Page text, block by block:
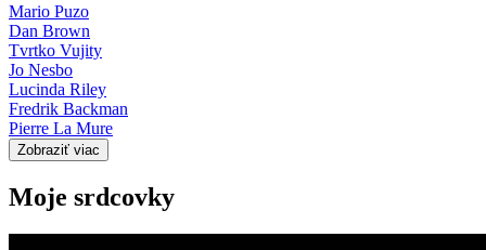
Mario Puzo
Dan Brown
Tvrtko Vujity
Jo Nesbo
Lucinda Riley
Fredrik Backman
Pierre La Mure
Zobraziť viac
Moje srdcovky